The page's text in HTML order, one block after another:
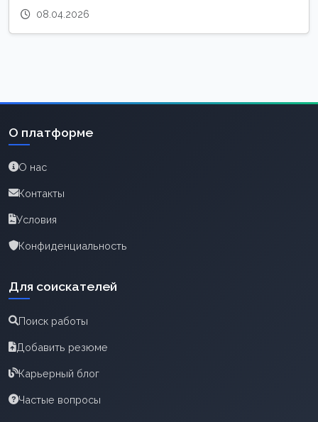
08.04.2026
О платформе
О нас
Контакты
Условия
Конфиденциальность
Для соискателей
Поиск работы
Добавить резюме
Карьерный блог
Частые вопросы